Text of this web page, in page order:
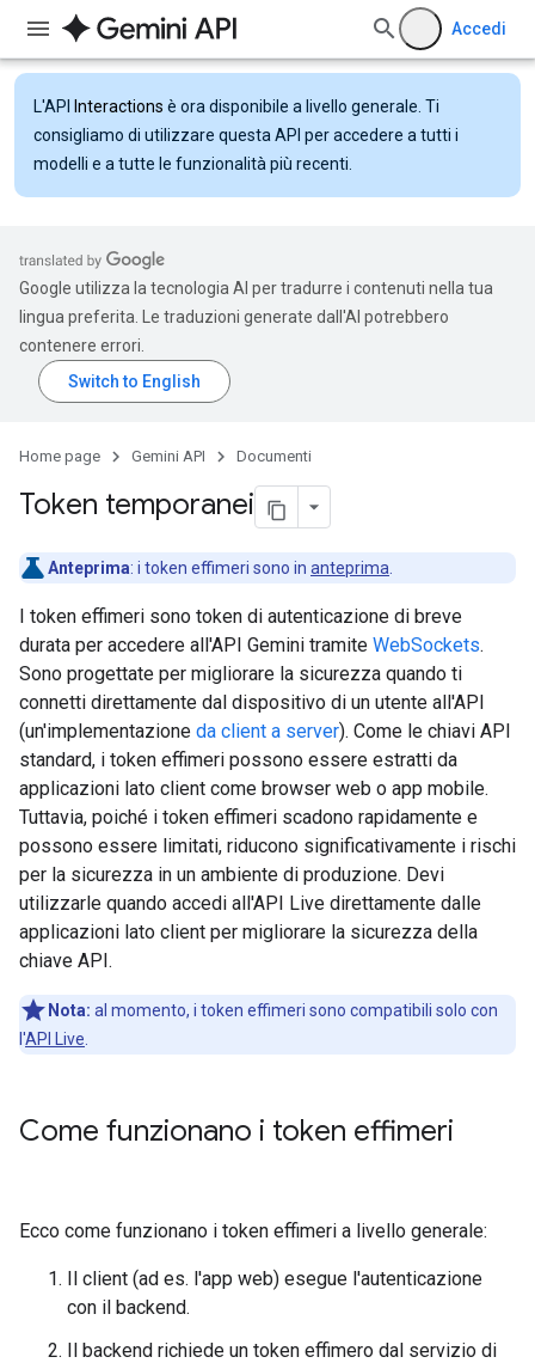
Accedi
L'API Interactions è ora disponibile a livello generale. Ti
consigliamo di utilizzare questa API per accedere a tutti i
modelli e a tutte le funzionalità più recenti.
Google utilizza la tecnologia AI per tradurre i contenuti nella tua
lingua preferita. Le traduzioni generate dall'AI potrebbero
contenere errori.
Home page Gemini API Documenti
Token temporanei
Anteprima: i token effimeri sono in anteprima
I token effimeri sono token di autenticazione di breve
durata per accedere all'API Gemini tramite WebSockets.
Sono progettate per migliorare la sicurezza quando ti
connetti direttamente dal dispositivo di un utente all'API
(un'implementazione da client a server). Come le chiavi API
standard, i token effimeri possono essere estratti da
applicazioni lato client come browser web o app mobile.
Tuttavia, poiché i token effimeri scadono rapidamente e
possono essere limitati, riducono significativamente i rischi
per la sicurezza in un ambiente di produzione. Devi
utilizzarle quando accedi all'API Live direttamente dalle
applicazioni lato client per migliorare la sicurezza della
chiave API.
Nota: al momento, i token effimeri sono compatibili solo con
l'API Live
Come funzionano i token effimeri
Ecco come funzionano i token effimeri a livello generale:
Il client (ad es. l'app web) esegue l'autenticazione
con il backend.
Il backend richiede un token effimero dal servizio di